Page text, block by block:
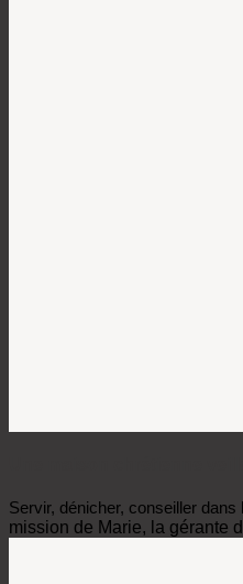
Servir, dénicher, conseiller dans
mission de Marie, la gérante